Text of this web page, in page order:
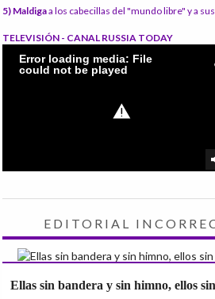
5) Maldigaa los cabecillas del "mundo libre" y a
TELEVISIÓN - CANAL RUSSIA TODAY
EDITORIAL
Ellas sin bandera y sin himno, ellos